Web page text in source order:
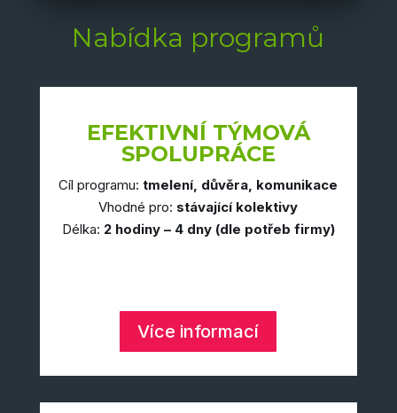
Nabídka programů
EFEKTIVNÍ TÝMOVÁ
SPOLUPRÁCE
Cíl programu:tmelení, důvěra, komunikace
Vhodné pro: stávající kolektivy
Délka: 2 hodiny – 4 dny (dle potřeb firmy)
Více informací